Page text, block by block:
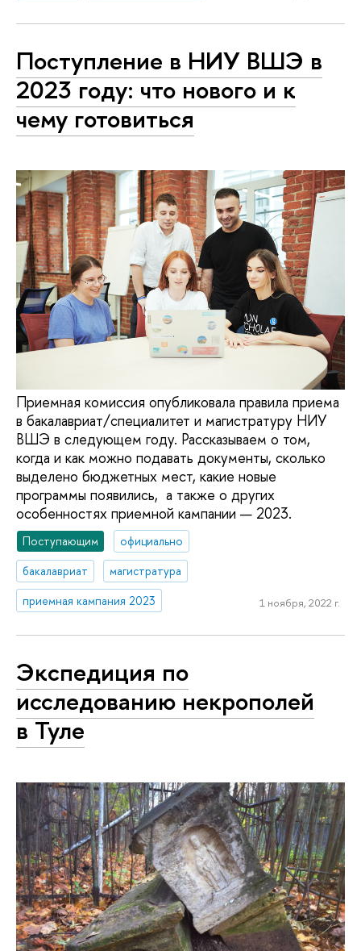
Поступление в НИУ ВШЭ в
2023 году: что нового и к
чему готовиться
Приемная комиссия опубликовала правила приема
в бакалавриат/специалитет и магистратуру НИУ
ВШЭ в следующем году. Рассказываем о том,
когда и как можно подавать документы, сколько
выделено бюджетных мест, какие новые
программы появились, а также о других
особенностях приемной кампании — 2023.
Поступающим
официально
бакалавриат
магистратура
приемная кампания 2023
1 ноября, 2022 г.
Экспедиция по
исследованию некрополей
в Туле